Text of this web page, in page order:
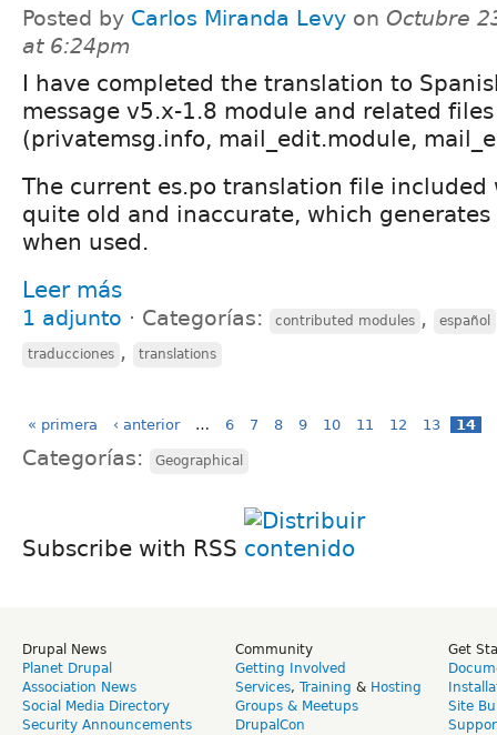
Posted by Carlos Miranda Levy on Octubre
at 6:24pm
I have completed the translation to
message v5.x-1.8 module and related
(privatemsg.info, mail_edit.module,
The current es.po translation file
quite old and inaccurate, which
when used.
Leer más
1 adjunto ⋅ Categorías: contributed modules , español
traducciones , translations
« primera ‹ anterior … 6 7 8 9 10 11 12 13 14
Categorías: Geographical
Subscribe with RSS
Drupal News
Planet Drupal
Association News
Social Media Directory
Security Announcements
Community
Getting Involved
Services, Training & Hosting
Groups & Meetups
DrupalCon
Get
Site